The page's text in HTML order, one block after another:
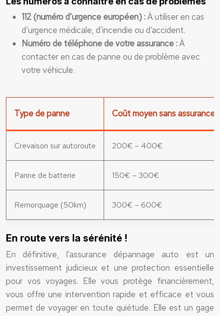
112 (numéro d’urgence européen) :À utiliser en cas
d’urgence médicale, d’incendie ou d’accident.
Numéro de téléphone de votre assurance :À
contacter en cas de panne ou de problème avec
votre véhicule.
Type de panne Coût moyen sans assurance
Crevaison sur autoroute 200€ – 400€
Panne de batterie 150€ – 300€
Remorquage (50km) 300€ – 600€
En route vers la sérénité !
En définitive, l’assurance dépannage auto est un
investissement judicieux et une protection essentielle
pour vos voyages. Elle vous protège financièrement,
vous offre une intervention rapide et efficace et vous
permet de voyager en toute quiétude. Elle est un gage